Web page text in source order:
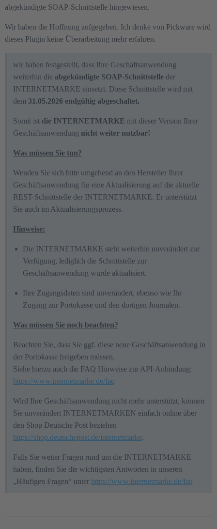
abgekündigte SOAP-Schnittstelle hingewiesen.
Wir haben die Hoffnung aufgegeben. Ich denke von Pickware wird
dieses Plugin keine Überarbeitung mehr erfahren.
wir haben festgestellt, dass Ihre Geschäftsanwendung
weiterhin die abgekündigte SOAP-Schnittstelle der
INTERNETMARKE einsetzt. Diese Schnittstelle wird mit
dem 31.05.2026 endgültig abgeschaltet.
Somit ist die INTERNETMARKE mit dieser Version Ihrer
Geschäftsanwendung nicht weiter nutzbar!
Was müssen Sie tun?
Wenden Sie sich bitte umgehend an den Hersteller Ihrer
Geschäftsanwendung für eine Aktualisierung auf die aktuelle
REST-Schnittstelle der INTERNETMARKE. Er unterstützt
Sie auch im Aktualisierungsprozess.
Hinweise:
Die INTERNETMARKE steht weiterhin unverändert zur
Verfügung, lediglich die Schnittstelle zur
Geschäftsanwendung wurde aktualisiert.
Ihre Zugangsdaten sind unverändert, ebenso wie Ihr
Zugang zur Portokasse und den dortigen Journalen.
Was müssen Sie noch beachten?
Beachten Sie, dass Sie ggf. diese neue Geschäftsanwendung in
der Portokasse freigeben müssen.
Siehe hierzu auch die FAQ Hinweise zur API-Anbindung:
https://www.internetmarke.de/faq
Wird Ihre Geschäftsanwendung nicht mehr unterstützt, können
Sie unverändert INTERNETMARKEN einfach online über
den Shop Deutsche Post beziehen
https://shop.deutschepost.de/internetmarke.
Falls Sie weiter Fragen rund um die INTERNETMARKE
haben, finden Sie die wichtigsten Antworten in unseren
„Häufigen Fragen“ unter https://www.internetmarke.de/faq